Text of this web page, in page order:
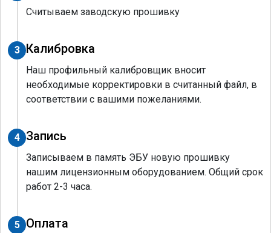
Считываем заводскую прошивку
3 Калибровка
Наш профильный калибровщик вносит
необходимые корректировки в считанный файл, в
соответствии с вашими пожеланиями.
4 Запись
Записываем в память ЭБУ новую прошивку
нашим лицензионным оборудованием. Общий срок
работ 2-3 часа.
5 Оплата